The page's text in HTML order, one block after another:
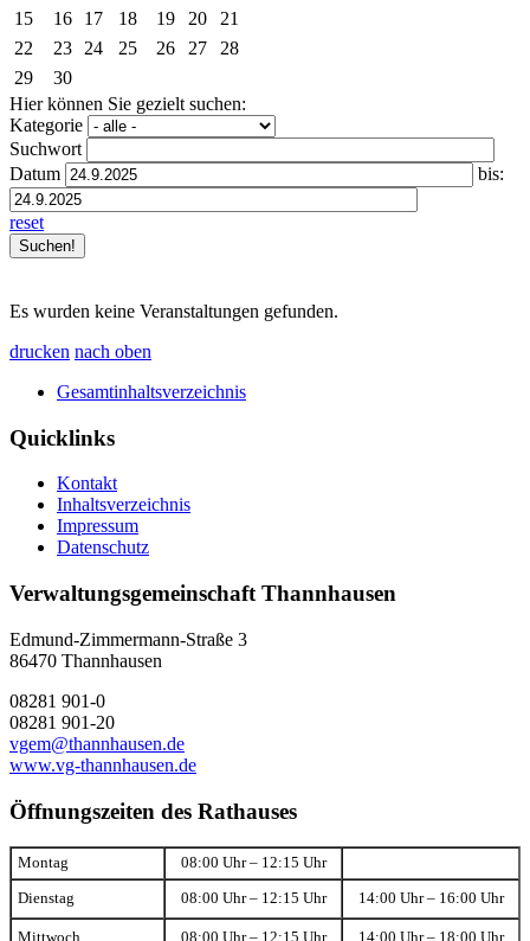
15
16 17 18 19 20
21
22
23 24 25 26 27
28
29
30
Hier können Sie gezielt suchen:
Kategorie
Suchwort
Datum
bis:
reset
Es wurden keine Veranstaltungen gefunden.
drucken nach oben
Gesamtinhaltsverzeichnis
Quicklinks
Kontakt
Inhaltsverzeichnis
Impressum
Datenschutz
Verwaltungsgemeinschaft Thannhausen
Edmund-Zimmermann-Straße 3
86470 Thannhausen
08281 901-0
08281 901-20
vgem@thannhausen.de
www.vg-thannhausen.de
Öffnungszeiten des Rathauses
Montag 08:00 Uhr – 12:15 Uhr
Dienstag 08:00 Uhr – 12:15 Uhr 14:00 Uhr – 16:00 Uhr